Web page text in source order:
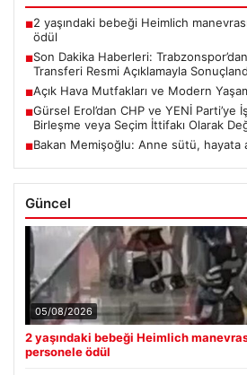
■2 yaşındaki bebeği Heimlich
ödül
■Son Dakika Haberleri:
Transferi Resmi Açıklamayla
■Açık Hava Mutfakları ve Modern
■Gürsel Erol’dan CHP ve YENİ Parti’ye
Birleşme veya Seçim İttifakı Olarak
■Bakan Memişoğlu: Anne sütü, hayata
Güncel
05/08/2026
2 yaşındaki bebeği Heimlich
personele ödül